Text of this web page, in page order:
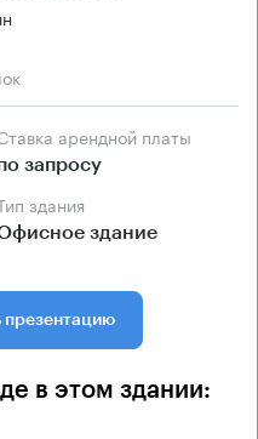
Ставка арендной платы
запросу
Тип здания
здание
презентацию
в этом здании: